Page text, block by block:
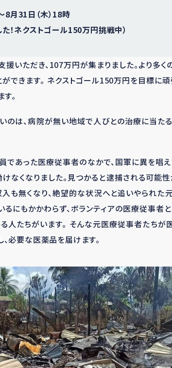
8月31日（木）18時
た！ネクストゴール150万円挑戦中）
いただき、107万円が集まりました。より多く
できます。 ネクストゴール150万円を目標に頑
。
のは、病院が無い地域で人びとの治療に当たる
あった医療従事者のなかで、国軍に異を唱え
なくなりました。見つかると逮捕される可能性
入も無くなり、絶望的な状況へと追いやられた
にもかかわらず、ボランティアの医療従事者
人たちがいます。 そんな元医療従事者たちが
必要な医薬品を届けます。